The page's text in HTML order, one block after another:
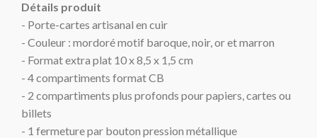
Détails produit
- Porte-cartes artisanal en cuir
- Couleur : mordoré motif baroque, noir, or et marron
- Format extra plat 10 x 8,5 x 1,5 cm
- 4 compartiments format CB
- 2 compartiments plus profonds pour papiers, cartes ou
billets
- 1 fermeture par bouton pression métallique